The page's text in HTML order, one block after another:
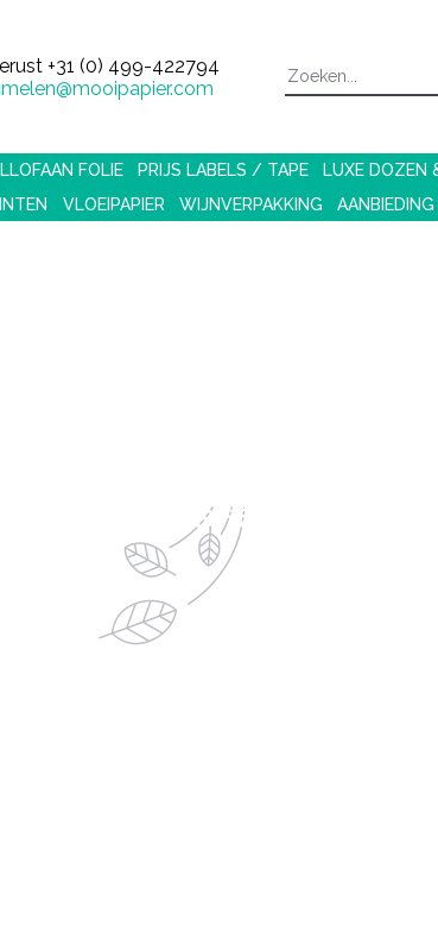
+31 (0) 499-422794
FOLIE PRIJS LABELS / TAPE LUXE DOZEN
VLOEIPAPIER WIJNVERPAKKING